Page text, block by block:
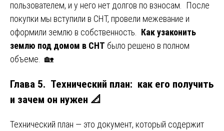
пользователем, и у него нет долгов по взносам. После
покупки мы вступили в СНТ, провели межевание и
оформили землю в собственность. Как узаконить
землю под домом в СНТ было решено в полном
объеме. 🏡
Глава 5. Технический план: как его получить
и зачем он нужен 📐
Технический план — это документ, который содержит